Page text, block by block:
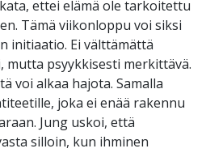
ettei elämä ole tarkoitettu
Tämä viikonloppu voi siksi
initiaatio. Ei välttämättä
mutta psyykkisesti merkittävä.
voi alkaa hajota. Samalla
joka ei enää rakennu
Jung uskoi, että
silloin, kun ihminen